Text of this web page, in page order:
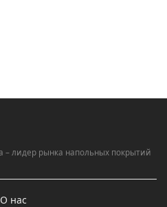
– лидер рынка напольных покрытий
О нас